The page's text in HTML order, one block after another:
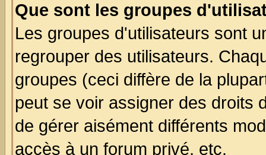
Que sont les groupes
Les groupes d'utilisateurs sont
regrouper des utilisateurs.
groupes (ceci diffère de la
peut se voir assigner des droits
de gérer aisément différents
accès à un forum privé, etc.